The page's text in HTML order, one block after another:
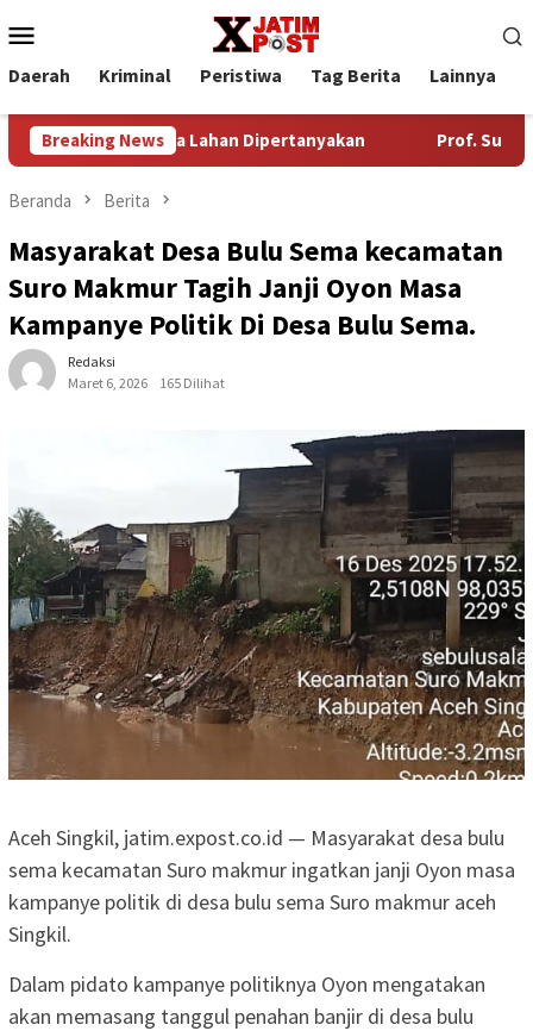
ke
kontenMobile
Daerah Kriminal Peristiwa Tag Berita Lainnya
Breaking News
Sewa Lahan Dipertanyakan Prof. Sutan Nasomal
Beranda Berita
Masyarakat Desa Bulu Sema kecamatan
Suro Makmur Tagih Janji Oyon Masa
Kampanye Politik Di Desa Bulu Sema.
Redaksi
Maret 6, 2026
165 Dilihat
Aceh Singkil, jatim.expost.co.id — Masyarakat desa bulu
sema kecamatan Suro makmur ingatkan janji Oyon masa
kampanye politik di desa bulu sema Suro makmur aceh
Singkil.
Dalam pidato kampanye politiknya Oyon mengatakan
akan memasang tanggul penahan banjir di desa bulu